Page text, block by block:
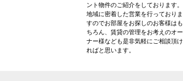
ント物件のご紹介をしております。
地域に密着した営業を行っておりま
すのでお部屋をお探しのお客様はも
ちろん、賃貸の管理をお考えのオー
ナー様なども是非気軽にご相談頂け
ればと思います。